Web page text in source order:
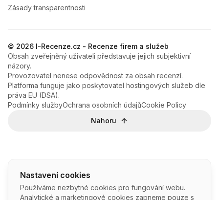
Nastavení cookies
Používáme nezbytné cookies pro fungování webu.
Analytické a marketingové cookies zapneme pouze s
Zásady transparentnosti
© 2026 I-Recenze.cz - Recenze firem a služeb
Obsah zveřejněný uživateli představuje jejich subjektivní
názory.
Provozovatel nenese odpovědnost za obsah recenzí.
Platforma funguje jako poskytovatel hostingových služeb dle
práva EU (DSA).
Podmínky službyOchrana osobních údajůCookie Policy
Nahoru